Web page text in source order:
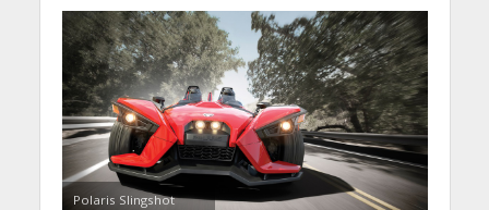
Polaris Slingshot